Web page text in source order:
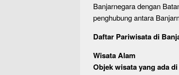
Banjarnegara dengan
penghubung antara
Daftar Pariwisata di
Wisata Alam
Objek wisata yang ada